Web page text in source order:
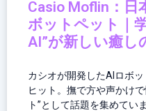
Casio Moflin：日
ボットペット｜
AI”が新しい癒し
カシオが開発したAIロボ
ヒット。撫で方や声かけ
ト”として話題を集めてい